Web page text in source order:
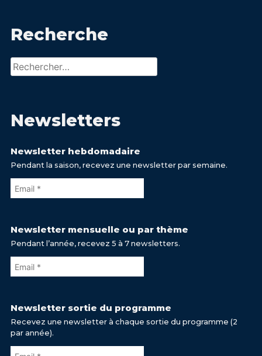
Recherche
Rechercher :
Newsletters
Newsletter hebdomadaire
Pendant la saison, recevez une newsletter par semaine.
Newsletter mensuelle ou par thème
Pendant l’année, recevez 5 à 7 newsletters.
Newsletter sortie du programme
Recevez une newsletter à chaque sortie du programme (2
par année).